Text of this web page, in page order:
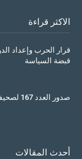
الاكثر قراءة
قرار الحرب وإعداد
قبضة السياسة
صدور العدد 167 لصحيفة الحدث الاسبوعي من لندن
أحدث المقالات